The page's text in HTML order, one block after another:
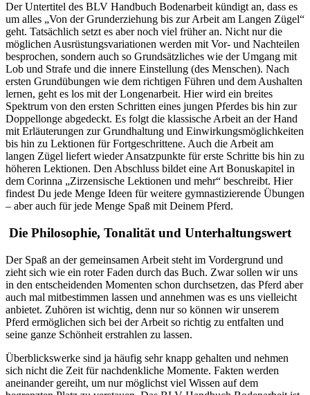
Der Untertitel des BLV Handbuch Bodenarbeit kündigt an, dass es
um alles „Von der Grunderziehung bis zur Arbeit am Langen Zügel“
geht. Tatsächlich setzt es aber noch viel früher an. Nicht nur die
möglichen Ausrüstungsvariationen werden mit Vor- und Nachteilen
besprochen, sondern auch so Grundsätzliches wie der Umgang mit
Lob und Strafe und die innere Einstellung (des Menschen). Nach
ersten Grundübungen wie dem richtigen Führen und dem Aushalten
lernen, geht es los mit der Longenarbeit. Hier wird ein breites
Spektrum von den ersten Schritten eines jungen Pferdes bis hin zur
Doppellonge abgedeckt. Es folgt die klassische Arbeit an der Hand
mit Erläuterungen zur Grundhaltung und Einwirkungsmöglichkeiten
bis hin zu Lektionen für Fortgeschrittene. Auch die Arbeit am
langen Zügel liefert wieder Ansatzpunkte für erste Schritte bis hin zu
höheren Lektionen. Den Abschluss bildet eine Art Bonuskapitel in
dem Corinna „Zirzensische Lektionen und mehr“ beschreibt. Hier
findest Du jede Menge Ideen für weitere gymnastizierende Übungen
– aber auch für jede Menge Spaß mit Deinem Pferd.
Die Philosophie, Tonalität und Unterhaltungswert
Der Spaß an der gemeinsamen Arbeit steht im Vordergrund und
zieht sich wie ein roter Faden durch das Buch. Zwar sollen wir uns
in den entscheidenden Momenten schon durchsetzen, das Pferd aber
auch mal mitbestimmen lassen und annehmen was es uns vielleicht
anbietet. Zuhören ist wichtig, denn nur so können wir unserem
Pferd ermöglichen sich bei der Arbeit so richtig zu entfalten und
seine ganze Schönheit erstrahlen zu lassen.
Überblickswerke sind ja häufig sehr knapp gehalten und nehmen
sich nicht die Zeit für nachdenkliche Momente. Fakten werden
aneinander gereiht, um nur möglichst viel Wissen auf dem